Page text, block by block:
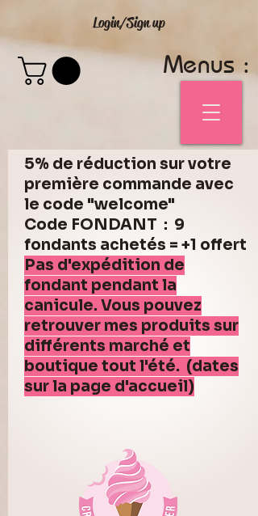
Login/Sign up
Menus :
5% de réduction sur votre
première commande avec
le code "welcome"
Code FONDANT : 9
fondants achetés = +1 offert
Pas d'expédition de
fondant pendant la
canicule. Vous pouvez
retrouver mes produits sur
différents marché et
boutique tout l'été. (dates
sur la page d'accueil)